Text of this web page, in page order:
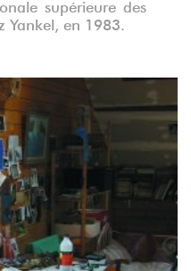
supérieure des
Yankel, en 1983.